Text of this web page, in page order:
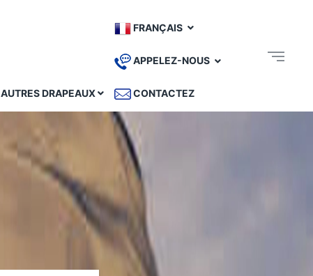
AUTRES DRAPEAUX
FRANÇAIS
APPELEZ-NOUS
CONTACTEZ